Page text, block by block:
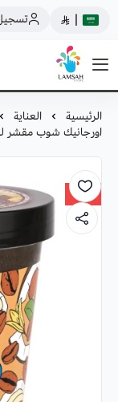
|
لمسة ستور
الرئيسية العناية
اورجانيك شوب مقشر
30%